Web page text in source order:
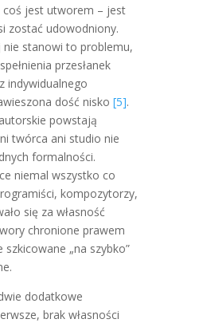
coś jest utworem – jest
zostać udowodniony.
nie stanowi to problemu,
przesłanek
indywidualnego
dość nisko [5].
powstają
twórca ani studio nie
formalności.
niemal wszystko co
kompozytorzy,
się za własność
chronione prawem
„na szybko”
dodatkowe
brak własności